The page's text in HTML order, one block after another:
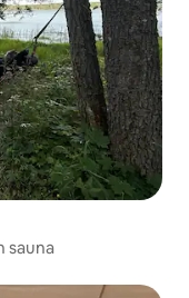
sauna